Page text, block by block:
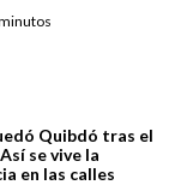
Quibdó tras el
se vive la
en las calles